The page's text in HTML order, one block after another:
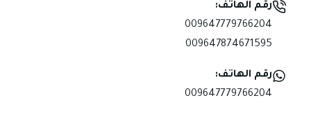
رقم الهاتف:
009647779766204
009647874671595
رقم الهاتف:
009647779766204